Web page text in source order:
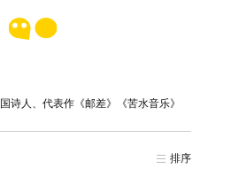
诗人、代表作《邮差》《苦水音乐》
排序